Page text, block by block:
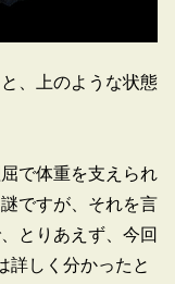
、上のような状態
で体重を支えられ
ですが、それを言
とりあえず、今回
詳しく分かったと